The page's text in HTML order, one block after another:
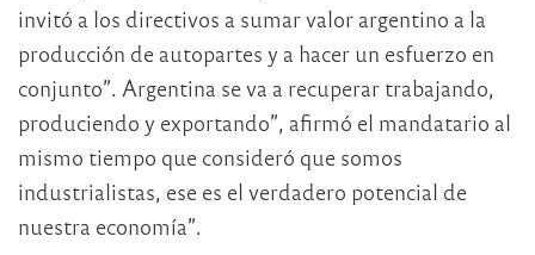
invitó a los directivos a sumar valor argentino a la
producción de autopartes y a hacer un esfuerzo en
conjunto”. Argentina se va a recuperar trabajando,
produciendo y exportando”, afirmó el mandatario al
mismo tiempo que consideró que somos
industrialistas, ese es el verdadero potencial de
nuestra economía”.